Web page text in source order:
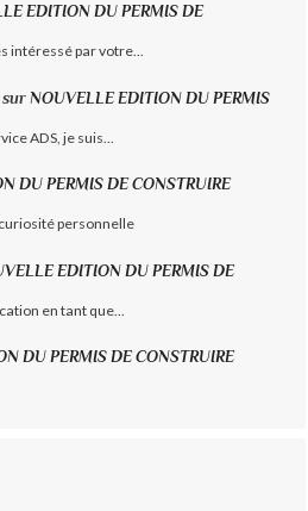
EDITION DU PERMIS DE
intéressé par votre...
sur NOUVELLE EDITION DU PERMIS
ADS, je suis...
DU PERMIS DE CONSTRUIRE
personnelle
EDITION DU PERMIS DE
en tant que...
DU PERMIS DE CONSTRUIRE